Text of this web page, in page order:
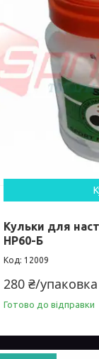
Кульки для
HP60-Б
12009
280 ₴/упаковка
Готово до відправки